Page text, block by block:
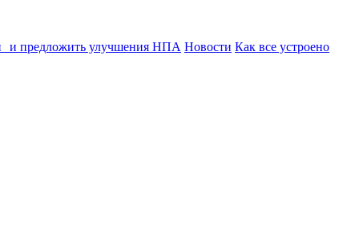
и предложить улучшения НПА Новости Как все устроено